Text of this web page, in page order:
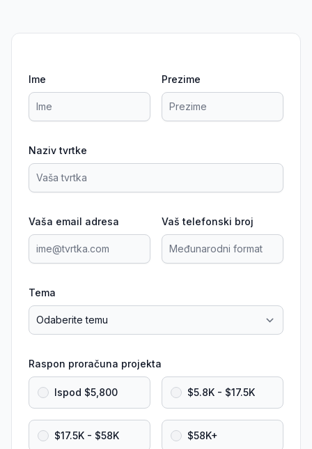
Ime Prezime
Naziv tvrtke
Vaša email adresa Vaš telefonski broj
Tema
Raspon proračuna projekta
Ispod $5,800 $5.8K - $17.5K
$17.5K - $58K $58K+